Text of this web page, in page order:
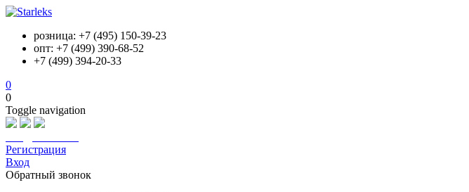
розница: +7 (495) 150-39-23
опт: +7 (499) 390-68-52
+7 (499) 394-20-33
0
0
Toggle navigation
Регистрация
Вход
Обратный звонок